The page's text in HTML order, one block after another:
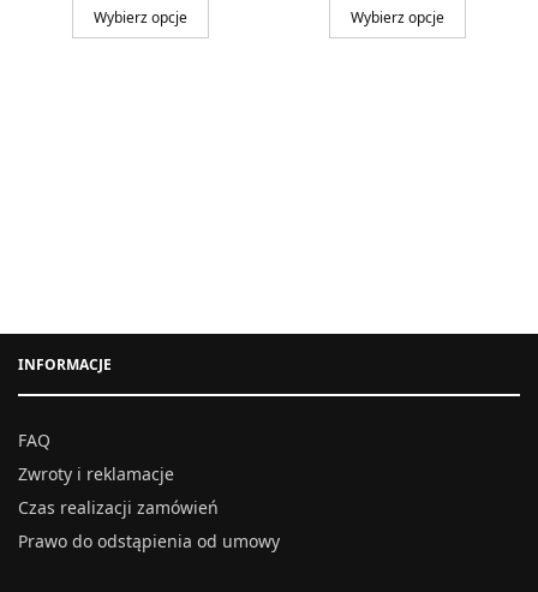
Wybierz opcje
Wybierz opcje
INFORMACJE
FAQ
Zwroty i reklamacje
Czas realizacji zamówień
Prawo do odstąpienia od umowy